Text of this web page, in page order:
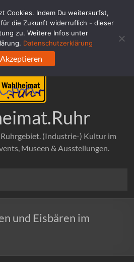
(Industrie-) Kultur im
Museen & Ausstellungen.
und Eisbären im
Cookies. Indem Du weitersurfst,
die Zukunft widerruflich - dieser
zu. Weitere Infos unter
Datenschutzerklärung
Akzeptieren